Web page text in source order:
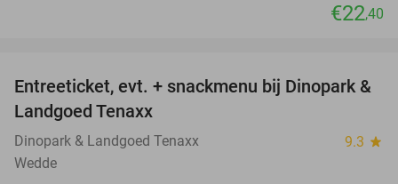
€22,40
22%
Entreeticket, evt. + snackmenu bij Dinopark &
Landgoed Tenaxx
Dinopark & Landgoed Tenaxx 9.3 star
Wedde